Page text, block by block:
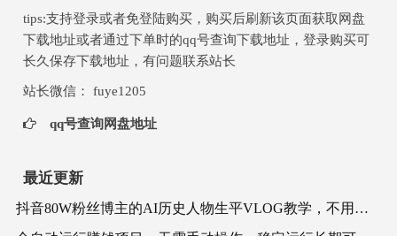
tips:支持登录或者免登陆购买，购买后刷新该页面获取网盘
下载地址或者通过下单时的qq号查询下载地址，登录购买可
长久保存下载地址，有问题联系站长
站长微信： fuye1205
qq号查询网盘地址
最近更新
抖音80W粉丝博主的AI历史人物生平VLOG教学，不用拍摄不用露脸，AI帮你搞定，轻松解锁伙伴计划+精选收益